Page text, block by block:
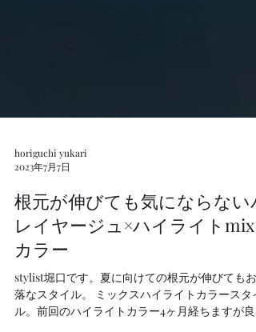
horiguchi yukari
2023年7月7日
根元が伸びても気にならないバ
レイヤージュ×ハイライトmix
カラー